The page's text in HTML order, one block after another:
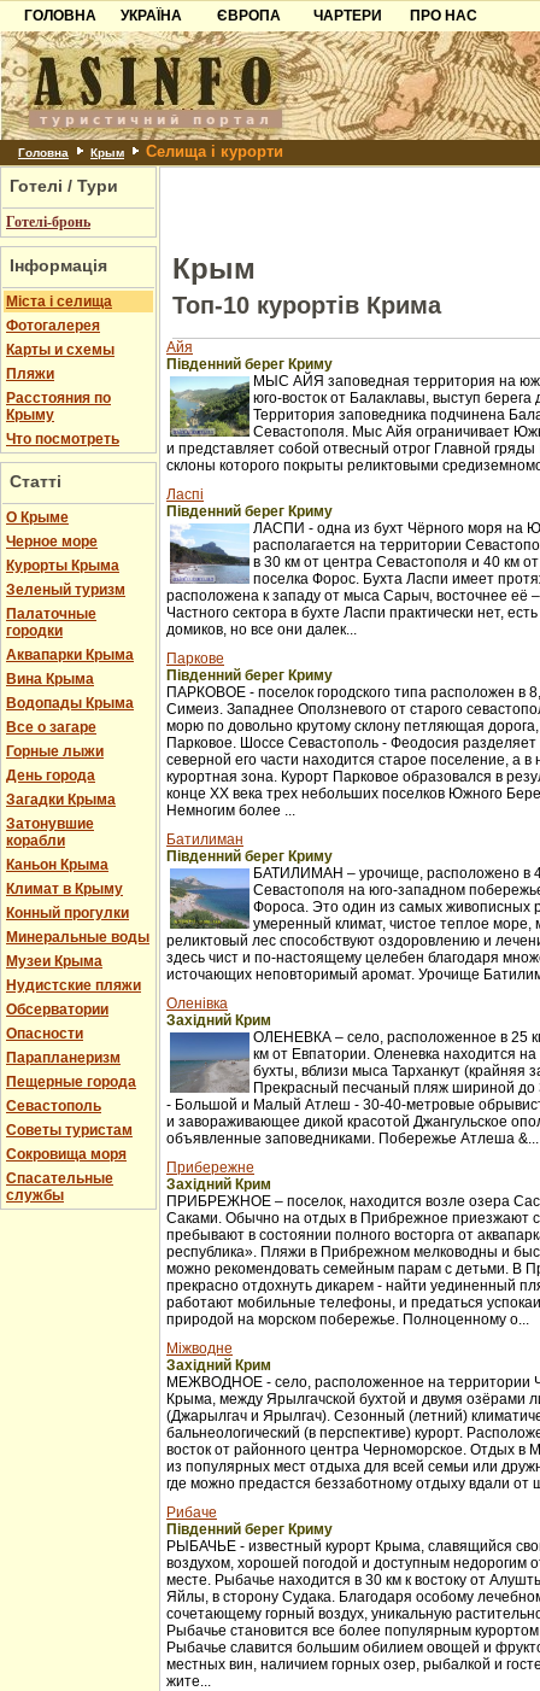
ГОЛОВНА
УКРАЇНА
Карпати
Азов
Причорноморря
Шацьк
ЄВРОПА
Чорногорія
Хорватія
Болгарія
Албанія
ЧАРТЕРИ
ПРО НАС
Контакти
Партнерам
Додати готель
Головна Крым Селища і курорти
Готелі / Тури
Готелі-бронь
Інформація
Міста і селища
Фотогалерея
Карты и схемы
Пляжи
Расстояния по
Крыму
Что посмотреть
Статті
О Крыме
Черное море
Курорты Крыма
Зеленый туризм
Палаточные
городки
Аквапарки Крыма
Вина Крыма
Водопады Крыма
Все о загаре
Горные лыжи
День города
Загадки Крыма
Затонувшие
корабли
Каньон Крыма
Климат в Крыму
Конный прогулки
Минеральные воды
Музеи Крыма
Нудистские пляжи
Обсерватории
Опасности
Парапланеризм
Пещерные города
Севастополь
Советы туристам
Сокровища моря
Спасательные
службы
Крым
Топ-10 курортів Крима
Айя
Південний берег Криму
МЫС АЙЯ заповедная территория на
юго-восток от Балаклавы, выступ
Территория заповедника подчинена
Севастополя. Мыс Айя ограничивает
и представляет собой отвесный отрог Главной
склоны которого покрыты реликтовыми
Ласпі
Південний берег Криму
ЛАСПИ - одна из бухт Чёрного моря на
располагается на территории
в 30 км от центра Севастополя и 40 км
поселка Форос. Бухта Ласпи имеет
расположена к западу от мыса Сарыч, восточнее её
Частного сектора в бухте Ласпи практически нет,
домиков, но все они далек...
Паркове
Південний берег Криму
ПАРКОВОЕ - поселок городского типа расположен в
Симеиз. Западнее Оползневого от старого
морю по довольно крутому склону петляющая
Парковое. Шоссе Севастополь - Феодосия разделяет
северной его части находится старое поселение, а
курортная зона. Курорт Парковое образовался в
конце XX века трех небольших поселков Южного
Немногим более ...
Батилиман
Південний берег Криму
БАТИЛИМАН – урочище, расположено в
Севастополя на юго-западном
Фороса. Это один из самых живописных
умеренный климат, чистое теплое
реликтовый лес способствуют оздоровлению и
здесь чист и по-настоящему целебен благодаря
источающих неповторимый аромат. Урочище
Оленівка
Західний Крим
ОЛЕНЕВКА – село, расположенное в 25
км от Евпатории. Оленевка находится
бухты, вблизи мыса Тарханкут (крайняя
Прекрасный песчаный пляж шириной до
- Большой и Малый Атлеш - 30-40-метровые
и завораживающее дикой красотой Джангульское
объявленные заповедниками. Побережье Атлеша &...
Прибережне
Західний Крим
ПРИБРЕЖНОЕ – поселок, находится возле озера
Саками. Обычно на отдых в Прибрежное приезжают
пребывают в состоянии полного восторга от
республика». Пляжи в Прибрежном мелководны и
можно рекомендовать семейным парам с детьми. В
прекрасно отдохнуть дикарем - найти уединенный
работают мобильные телефоны, и предаться
природой на морском побережье. Полноценному о...
Міжводне
Західний Крим
МЕЖВОДНОЕ - село, расположенное на территории
Крыма, между Ярылгачской бухтой и двумя озёрами
(Джарылгач и Ярылгач). Сезонный (летний)
бальнеологический (в перспективе) курорт.
восток от районного центра Черноморское. Отдых в
из популярных мест отдыха для всей семьи или
где можно предастся беззаботному отдыху вдали от
Рибаче
Південний берег Криму
РЫБАЧЬЕ - известный курорт Крыма, славящийся
воздухом, хорошей погодой и доступным недорогим
месте. Рыбачье находится в 30 км к востоку от
Яйлы, в сторону Судака. Благодаря особому
сочетающему горный воздух, уникальную
Рыбачье становится все более популярным
Рыбачье славится большим обилием овощей и
местных вин, наличием горных озер, рыбалкой и
жите...